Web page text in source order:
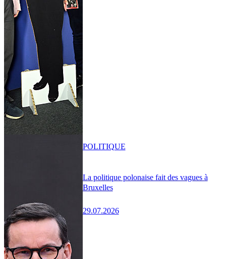
La politique polonaise fait des vagues à
Bruxelles
29.07.2026
POLITIQUE